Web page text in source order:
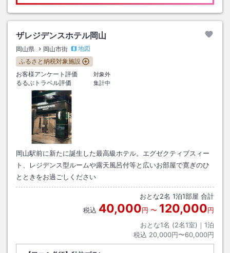
ザレジデンスホテル岡山
岡山県 岡山市街
地図
ふるさと納税対象施設
お客様アンケート評価
対象外
るるぶトラベル評価 集計中
岡山駅前に新たに誕生した最高級ホテル。エグゼクティブスィー
ト、レジデンス型ルームや露天風呂付等と広いお部屋で寛ぎのひ
とときをお過ごしください
おとな2名 1泊1部屋 合計
税込 40,000円 〜 120,000円
おとな1名 (2名1室)｜ 1泊
税込 20,000円〜60,000円